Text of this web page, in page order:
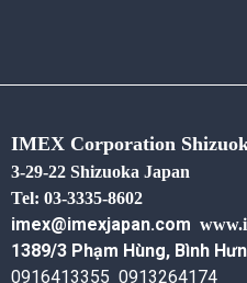
IMEX Corporation
3-29-22 Shizuoka Japan
Tel: 03-3335-8602
imex@imexjapan.com
1389/3 Phạm Hùng, Bình
0916413355 0913264174